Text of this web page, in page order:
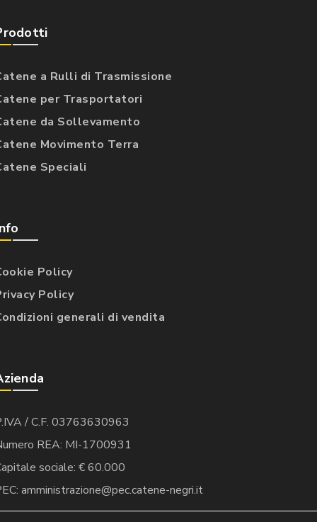
a Rulli di Trasmissione
per Trasportatori
da Sollevamento
Movimento Terra
Speciali
Policy
Policy
generali di vendita
/ C.F. 03763630963
REA: MI-1700931
sociale: € 60.000
amministrazione@pec.catene-negri.it